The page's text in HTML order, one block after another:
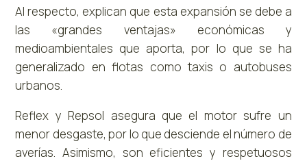
Al respecto, explican que esta expansión se debe a
las «grandes ventajas» económicas y
medioambientales que aporta, por lo que se ha
generalizado en flotas como taxis o autobuses
urbanos.
Reflex y Repsol asegura que el motor sufre un
menor desgaste, por lo que desciende el número de
averías. Asimismo, son eficientes y respetuosos